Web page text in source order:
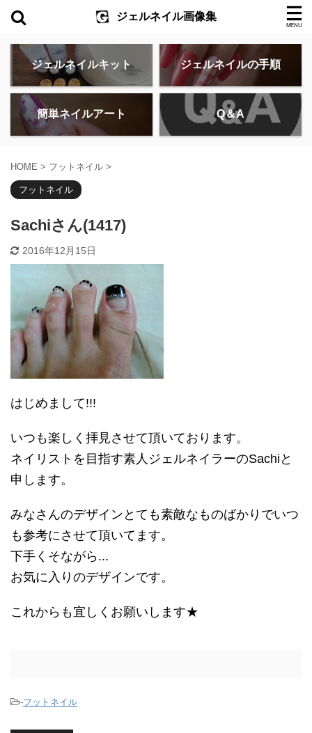
ジェルネイル画像集
ジェルネイルキット ジェルネイルの手順
簡単ネイルアート Q＆A
HOME > フットネイル >
フットネイル
Sachiさん(1417)
2016年12月15日
はじめまして!!!
いつも楽しく拝見させて頂いております。
ネイリストを目指す素人ジェルネイラーのSachiと
申します。
みなさんのデザインとても素敵なものばかりでいつ
も参考にさせて頂いてます。
下手くそながら...
お気に入りのデザインです。
これからも宜しくお願いします★
-フットネイル